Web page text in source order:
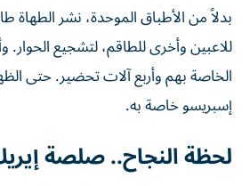
بدلاً من الأطباق الموحدة، نشر الطهاة
للاعبين وأخرى للطاقم، لتشجيع
الخاصة بهم وأربع آلات تحضير. حتى
إسبريسو خاصة به.
لحظة النجاح.. صلصة